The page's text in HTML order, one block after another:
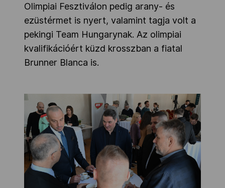
Olimpiai Fesztiválon pedig arany- és
ezüstérmet is nyert, valamint tagja volt a
pekingi Team Hungarynak. Az olimpiai
kvalifikációért küzd krosszban a fiatal
Brunner Blanca is.